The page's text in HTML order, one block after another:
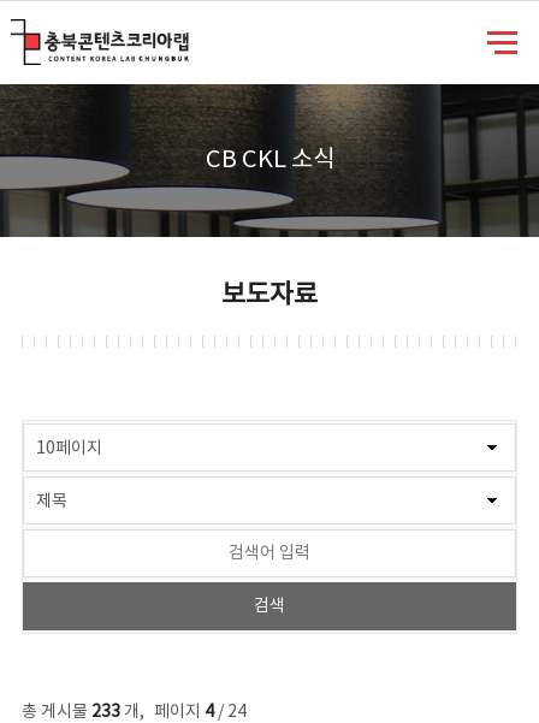
CB CKL 소식
보도자료
총 게시물 233개, 페이지 4/ 24